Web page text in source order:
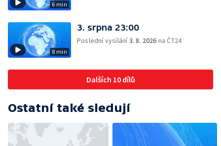
6 min
8 min
3. srpna 23:00
Poslední vysílání3. 8. 2026 na ČT24
Dalších 10 dílů
Ostatní také sledují